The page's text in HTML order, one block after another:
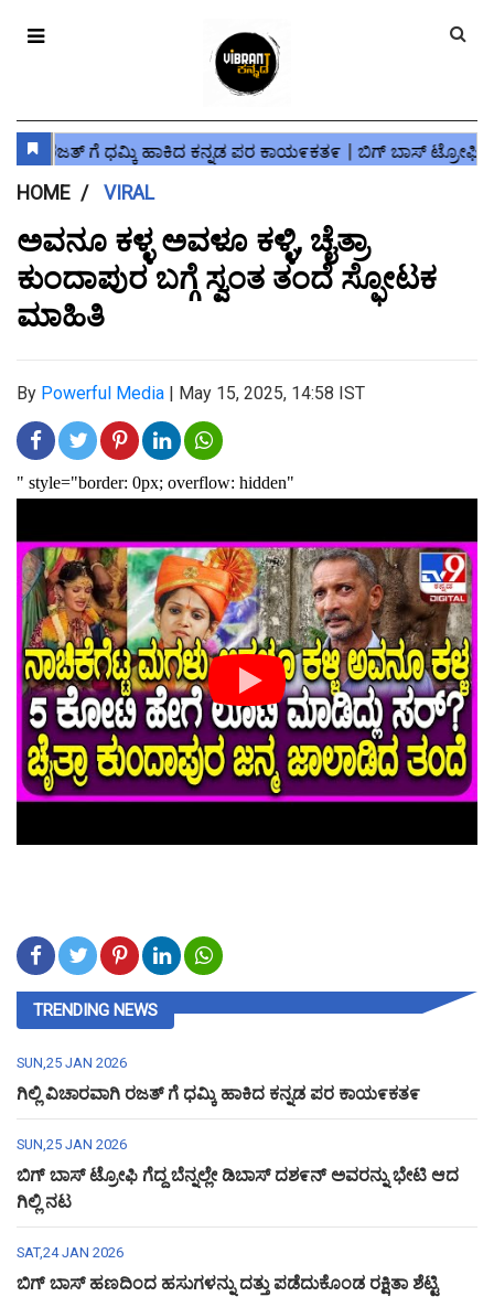
HOME VIRAL
ಅವನೂ ಕಳ್ಳ ಅವಳೂ ಕಳ್ಳಿ, ಚೈತ್ರಾ
ಕುಂದಾಪುರ ಬಗ್ಗೆ ಸ್ವಂತ ತಂದೆ ಸ್ಫೋಟಕ
ಮಾಹಿತಿ
By Powerful Media | May 15, 2025, 14:58 IST
TRENDING NEWS
SUN,25 JAN 2026
ಗಿಲ್ಲಿ ವಿಚಾರವಾಗಿ ರಜತ್ ಗೆ ಧಮ್ಕಿ ಹಾಕಿದ ಕನ್ನಡ ಪರ ಕಾಯ೯ಕತ೯
SUN,25 JAN 2026
ಬಿಗ್ ಬಾಸ್ ಟ್ರೋಫಿ ಗೆದ್ದ ಬೆನ್ನಲ್ಲೇ ಡಿಬಾಸ್ ದಶ೯ನ್ ಅವರನ್ನು ಭೇಟಿ ಆದ
ಗಿಲ್ಲಿ ನಟ
SAT,24 JAN 2026
ಬಿಗ್ ಬಾಸ್ ಹಣದಿಂದ ಹಸುಗಳನ್ನು ದತ್ತು ಪಡೆದುಕೊಂಡ ರಕ್ಷಿತಾ ಶೆಟ್ಟಿ